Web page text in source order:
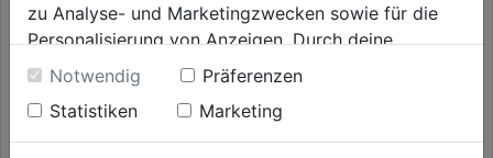
zu Analyse- und Marketingzwecken sowie für die
Personalisierung von Anzeigen. Durch deine
Einwilligung werden die Daten von Drittanbieter,
unter anderem auch in den USA, verarbeitet.
Durch Klick auf "Alle Cookies erlauben" stimmst du
der Verwendung aller Cookies zu. Unter "Details
Notwendig
Präferenzen
Statistiken
Marketing